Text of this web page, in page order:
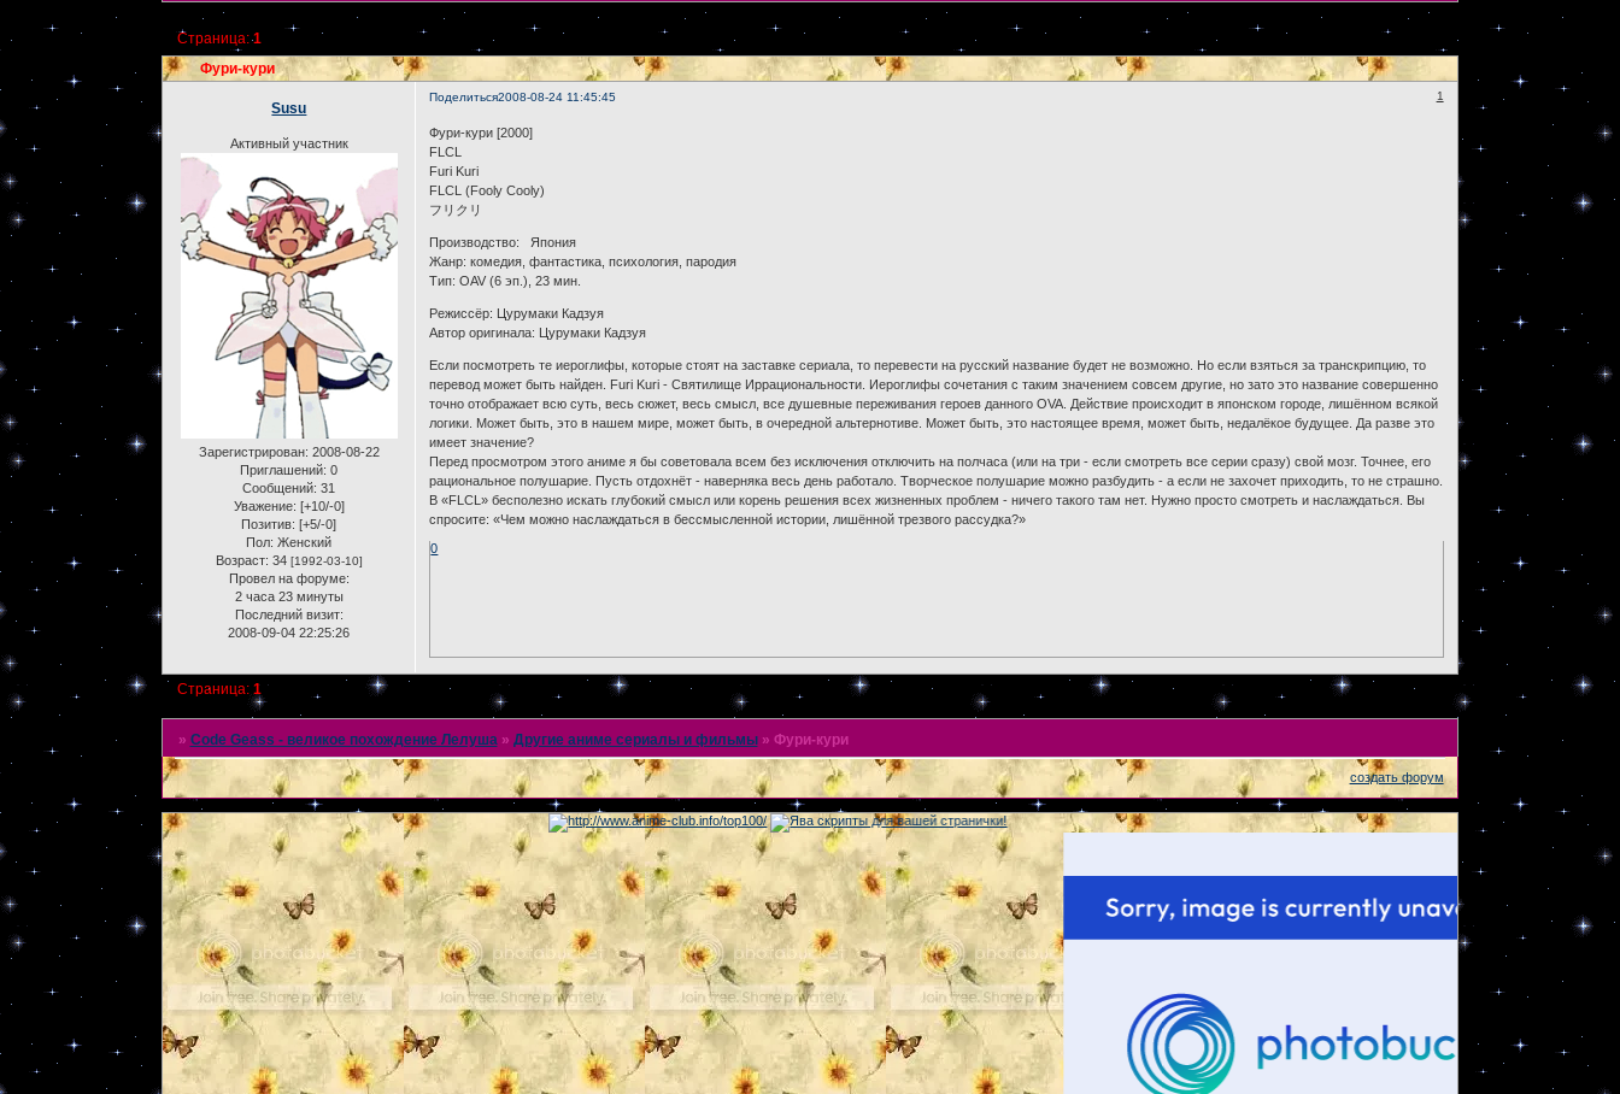
Фури-кури
Страница:1
Поделиться 1
2008-08-24 11:45:45
Susu
Активный участник
Зарегистрирован: 2008-08-22
Приглашений: 0
Сообщений: 31
Уважение: [+10/-0]
Позитив: [+5/-0]
Пол: Женский
Возраст: 34 [1992-03-10]
Провел на форуме:
2 часа 23 минуты
Последний визит:
2008-09-04 22:25:26
Фури-кури [2000]
FLCL
Furi Kuri
FLCL (Fooly Cooly)
フリクリ
Производство: Япония
Жанр: комедия, фантастика, психология, пародия
Тип: OAV (6 эп.), 23 мин.
Режиссёр: Цурумаки Кадзуя
Автор оригинала: Цурумаки Кадзуя
Если посмотреть те иероглифы, которые стоят на заставке сериала, то перевести на русский название будет не возможно. Но если взяться за транскрипцию, то
перевод может быть найден. Furi Kuri - Святилище Иррациональности. Иероглифы сочетания с таким значением совсем другие, но зато это название совершенно
точно отображает всю суть, весь сюжет, весь смысл, все душевные переживания героев данного OVA. Действие происходит в японском городе, лишённом всякой
логики. Может быть, это в нашем мире, может быть, в очередной альтернотиве. Может быть, это настоящее время, может быть, недалёкое будущее. Да разве это
имеет значение?
Перед просмотром этого аниме я бы советовала всем без исключения отключить на полчаса (или на три - если смотреть все серии сразу) свой мозг. Точнее, его
рациональное полушарие. Пусть отдохнёт - наверняка весь день работало. Творческое полушарие можно разбудить - а если не захочет приходить, то не страшно.
В «FLCL» бесполезно искать глубокий смысл или корень решения всех жизненных проблем - ничего такого там нет. Нужно просто смотреть и наслаждаться. Вы
спросите: «Чем можно наслаждаться в бессмысленной истории, лишённой трезвого рассудка?»
0
Страница: 1
» Code Geass - великое похождение Лелуша » Другие аниме сериалы и фильмы » Фури-кури
создать форум